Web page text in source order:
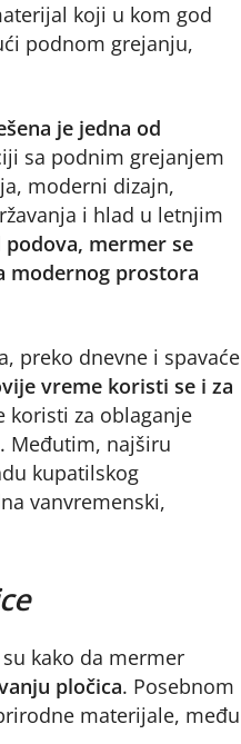
koji u kom god
podnom grejanju,
je jedna od
sa podnim grejanjem
moderni dizajn,
i hlad u letnjim
podova, mermer se
modernog prostora
preko dnevne i spavaće
vreme koristi se i za
koristi za oblaganje
Međutim, najširu
kupatilskog
vanvremenski,
kako da mermer
pločica. Posebnom
materijale, među